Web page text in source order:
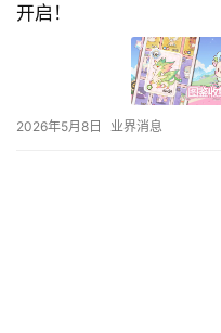
开启！
2026年5月8日 业界消息